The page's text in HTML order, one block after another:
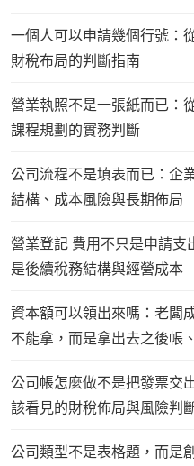
一個人可以申請幾個行號：
財稅布局的判斷指南
營業執照不是一張紙而已：
課程規劃的實務判斷
公司流程不是填表而已：企
結構、成本風險與長期佈局
營業登記 費用不只是申請
是後續稅務結構與經營成本
資本額可以領出來嗎：老闆
不能拿，而是拿出去之後帳
公司帳怎麼做不是把發票交
該看見的財稅佈局與風險判
公司類型不是表格題，而是